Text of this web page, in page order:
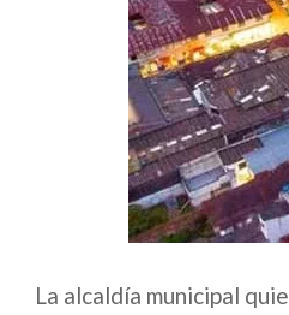
La alcaldía municipal